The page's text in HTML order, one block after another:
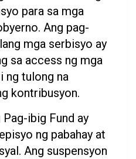
para sa mga
Ang pag-
mga serbisyo ay
sa access ng mga
ng tulong na
kontribusyon.
Pag-ibig Fund ay
ng pabahay at
Ang suspensyon